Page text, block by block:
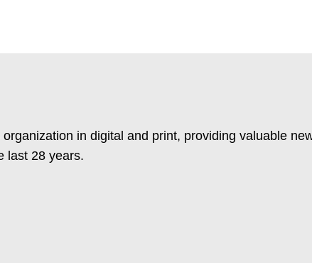
in digital and print, providing valuable
last 28 years.